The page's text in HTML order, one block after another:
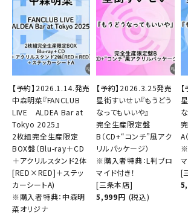
【予約】2026.1.14.発売
中森明菜『FANCLUB
LIVE ALDEA Bar at
Tokyo 2025』
2枚組完全生産限定
BOX盤（Blu-ray＋CD
＋アクリルスタンド2体
[RED×RED]＋ステッ
カーシートA)
※購入者特典：中森明
菜オリジナ
【予約】2026.3.25発売
星街すいせい『もうどう
なってもいいや』
完全生産限定盤
B（CD+“コンチ”風アク
リルパッケージ）
※購入者特典：L判ブロ
マイド付き！
[三条本店]
5,999円 (税込)
A
※
[